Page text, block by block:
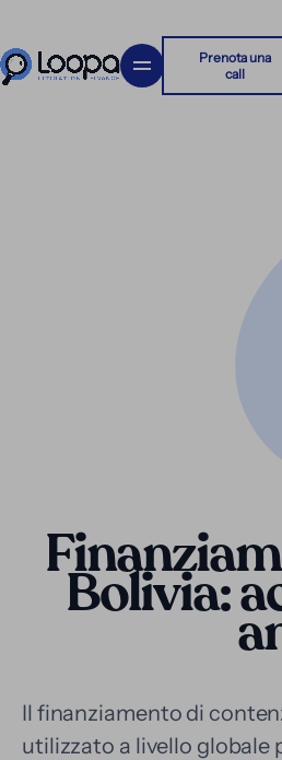
Prenota una
call
Bolivia:
Il finanziamento di
utilizzato a livello globale